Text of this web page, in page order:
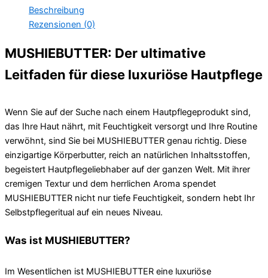
Beschreibung
Rezensionen (0)
MUSHIEBUTTER: Der ultimative
Leitfaden für diese luxuriöse Hautpflege
Wenn Sie auf der Suche nach einem Hautpflegeprodukt sind,
das Ihre Haut nährt, mit Feuchtigkeit versorgt und Ihre Routine
verwöhnt, sind Sie bei MUSHIEBUTTER genau richtig. Diese
einzigartige Körperbutter, reich an natürlichen Inhaltsstoffen,
begeistert Hautpflegeliebhaber auf der ganzen Welt. Mit ihrer
cremigen Textur und dem herrlichen Aroma spendet
MUSHIEBUTTER nicht nur tiefe Feuchtigkeit, sondern hebt Ihr
Selbstpflegeritual auf ein neues Niveau.
Was ist MUSHIEBUTTER?
Im Wesentlichen ist MUSHIEBUTTER eine luxuriöse